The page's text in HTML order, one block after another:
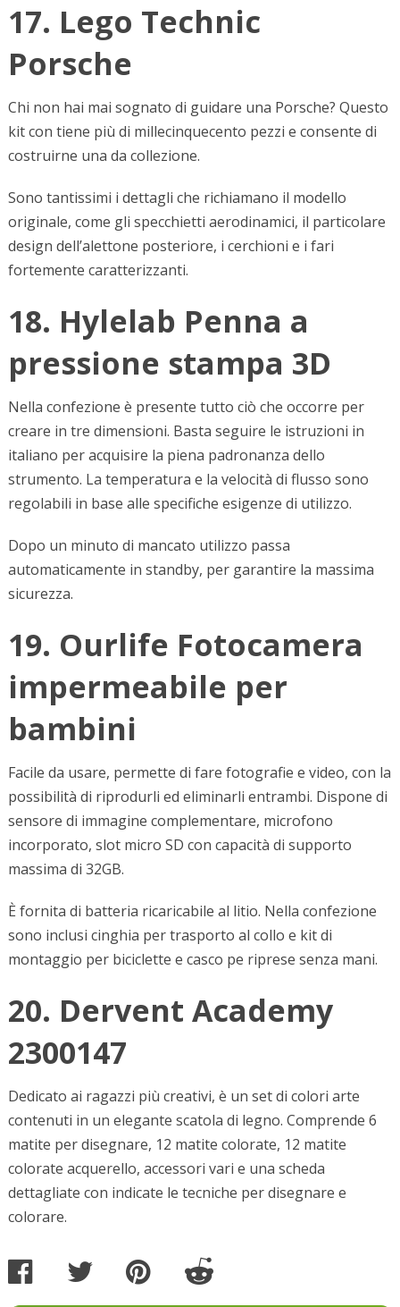
17. Lego Technic
Porsche
Chi non hai mai sognato di guidare una Porsche? Questo
kit con tiene più di millecinquecento pezzi e consente di
costruirne una da collezione.
Sono tantissimi i dettagli che richiamano il modello
originale, come gli specchietti aerodinamici, il particolare
design dell’alettone posteriore, i cerchioni e i fari
fortemente caratterizzanti.
18. Hylelab Penna a
pressione stampa 3D
Nella confezione è presente tutto ciò che occorre per
creare in tre dimensioni. Basta seguire le istruzioni in
italiano per acquisire la piena padronanza dello
strumento. La temperatura e la velocità di flusso sono
regolabili in base alle specifiche esigenze di utilizzo.
Dopo un minuto di mancato utilizzo passa
automaticamente in standby, per garantire la massima
sicurezza.
19. Ourlife Fotocamera
impermeabile per
bambini
Facile da usare, permette di fare fotografie e video, con la
possibilità di riprodurli ed eliminarli entrambi. Dispone di
sensore di immagine complementare, microfono
incorporato, slot micro SD con capacità di supporto
massima di 32GB.
È fornita di batteria ricaricabile al litio. Nella confezione
sono inclusi cinghia per trasporto al collo e kit di
montaggio per biciclette e casco pe riprese senza mani.
20. Dervent Academy
2300147
Dedicato ai ragazzi più creativi, è un set di colori arte
contenuti in un elegante scatola di legno. Comprende 6
matite per disegnare, 12 matite colorate, 12 matite
colorate acquerello, accessori vari e una scheda
dettagliate con indicate le tecniche per disegnare e
colorare.